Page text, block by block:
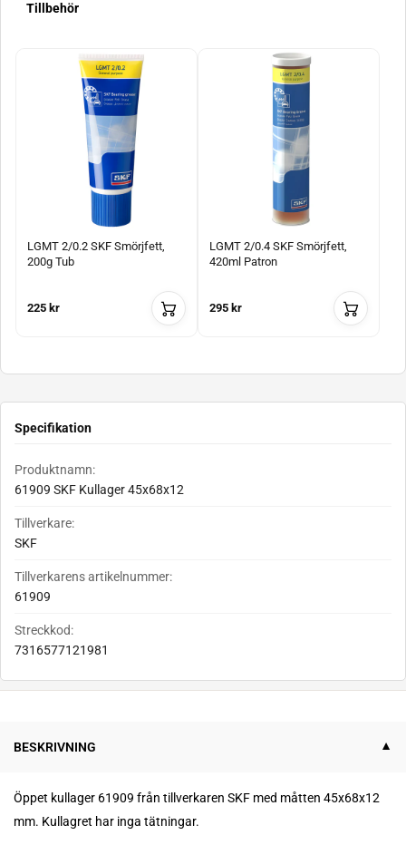
Tillbehör
LGMT 2/0.2 SKF Smörjfett,
200g Tub
225 kr
LGMT 2/0.4 SKF Smörjfett,
420ml Patron
295 kr
Specifikation
Produktnamn:
61909 SKF Kullager 45x68x12
Tillverkare:
SKF
Tillverkarens artikelnummer:
61909
Streckkod:
7316577121981
BESKRIVNING
Öppet kullager 61909 från tillverkaren SKF med måtten 45x68x12
mm. Kullagret har inga tätningar.